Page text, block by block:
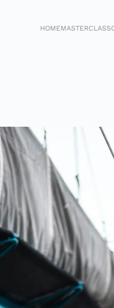
HOMEMASTERCLASS